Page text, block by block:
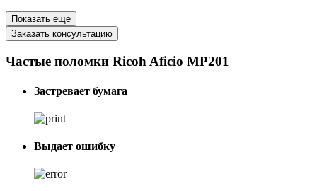
Показать еще
Заказать консультацию
Частые поломки Ricoh Aficio MP201
Застревает бумага
Выдает ошибку